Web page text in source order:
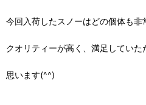
今回入荷したスノーはどの個体も非
クオリティーが高く、満足していた
思います(^^)